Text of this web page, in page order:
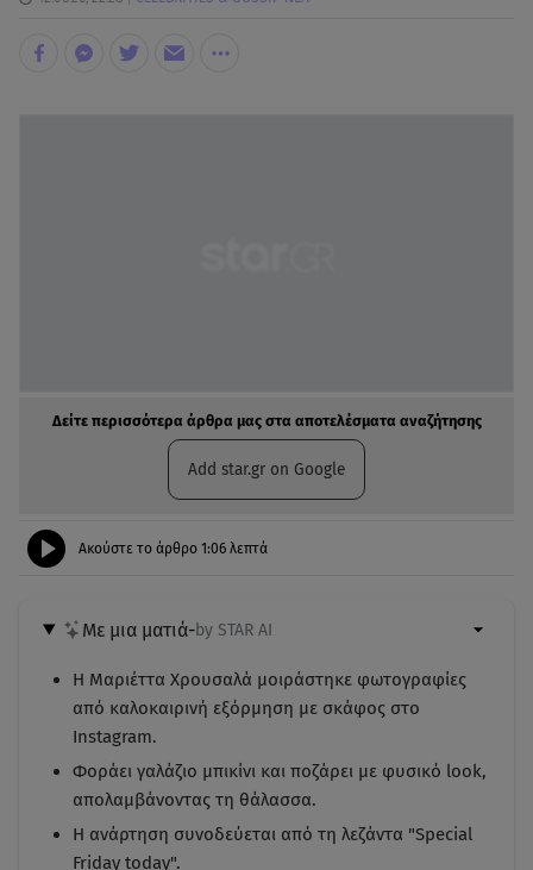
Δείτε περισσότερα άρθρα μας στα αποτελέσματα αναζήτησης
Add star.gr on Google
Ακούστε το άρθρο 1:06 λεπτά
Με μια ματιά-by STAR AI
Η Μαριέττα Χρουσαλά μοιράστηκε φωτογραφίες
από καλοκαιρινή εξόρμηση με σκάφος στο
Instagram.
Φοράει γαλάζιο μπικίνι και ποζάρει με φυσικό look,
απολαμβάνοντας τη θάλασσα.
Η ανάρτηση συνοδεύεται από τη λεζάντα "Special
Friday today".